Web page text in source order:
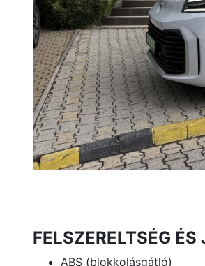
FELSZERELTSÉG
ABS (blokkolásgátló)